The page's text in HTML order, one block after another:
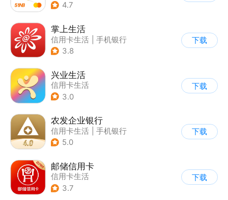
4.7
掌上生活
信用卡生活
手机银行
3.8
下载
兴业生活
信用卡生活
3.0
下载
农发企业银行
信用卡生活
手机银行
5.0
下载
邮储信用卡
信用卡生活
3.7
下载